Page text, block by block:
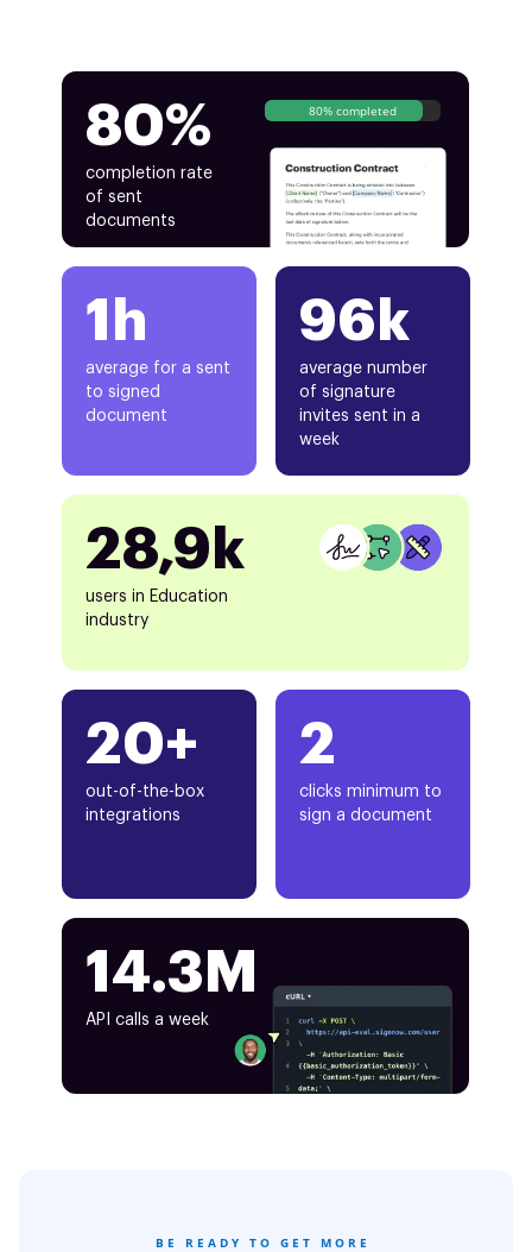
80%
completion rate
of sent
documents
80% completed
1h
average for a sent
to signed
document
20+
out-of-the-box
integrations
96k
average number
of signature
invites sent in a
week
28,9k
users in Education
industry
2
clicks minimum to
sign a document
14.3M
API calls a week
BE READY TO GET MORE